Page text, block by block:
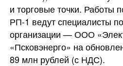
и торговые точки. Работы
РП-1 ведут специалисты
организации — ООО
«Псковэнерго» на
89 млн рублей (с НДС).